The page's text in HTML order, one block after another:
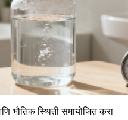
भौतिक स्थिती समायोजित करा